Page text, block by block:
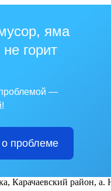
яма
горит
—
проблеме
Карачаевский район, а.